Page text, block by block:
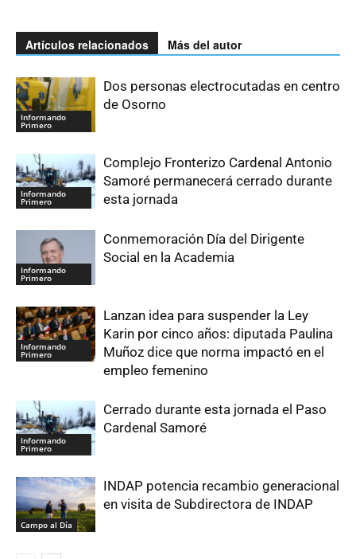
Artículos relacionados Más del autor
Informando
Primero
Dos personas electrocutadas en centro
de Osorno
Informando
Primero
Complejo Fronterizo Cardenal Antonio
Samoré permanecerá cerrado durante
esta jornada
Informando
Primero
Conmemoración Día del Dirigente
Social en la Academia
Informando
Primero
Lanzan idea para suspender la Ley
Karin por cinco años: diputada Paulina
Muñoz dice que norma impactó en el
empleo femenino
Informando
Primero
Cerrado durante esta jornada el Paso
Cardenal Samoré
Campo al Día
INDAP potencia recambio generacional
en visita de Subdirectora de INDAP